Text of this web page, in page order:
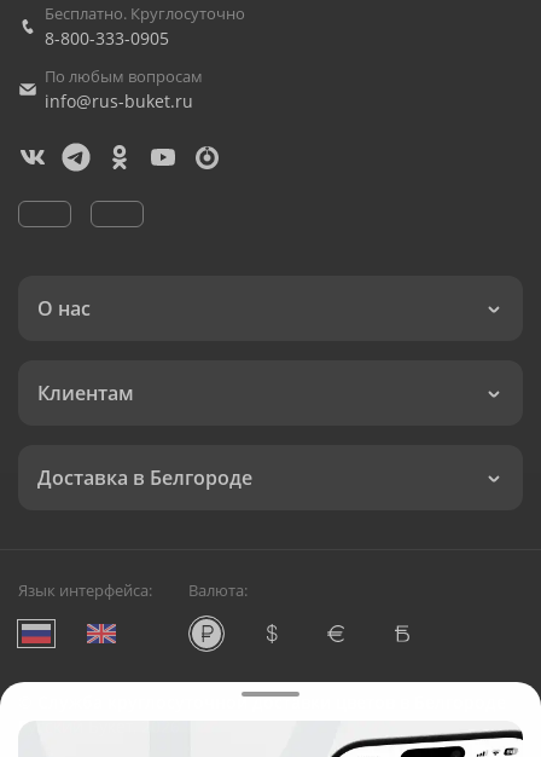
Бесплатно. Круглосуточно
8-800-333-0905
По любым вопросам
info@rus-buket.ru
О нас
Клиентам
Доставка в Белгороде
Язык интерфейса: Валюта:
Служба круглосуточной доставки цветов в Белгороде
Русский Букет, 2026